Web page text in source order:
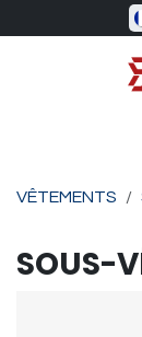
Se rendre au
VÊTEMENTS
SOUS-